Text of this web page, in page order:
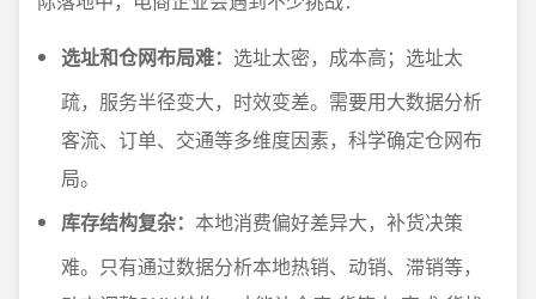
选址和仓网布局难： 选址太密，成本高；选址太
疏，服务半径变大，时效变差。需要用大数据分析
客流、订单、交通等多维度因素，科学确定仓网布
局。
库存结构复杂： 本地消费偏好差异大，补货决策
难。只有通过数据分析本地热销、动销、滞销等，